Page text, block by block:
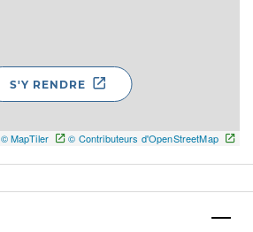
© MapTiler © Contributeurs d'OpenStreetMap
S'Y RENDRE